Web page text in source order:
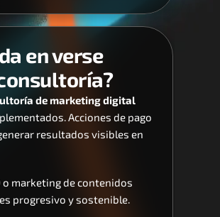
en verse
de marketing digital
Acciones de pago
resultados visibles en
o marketing de contenidos
progresivo y sostenible.